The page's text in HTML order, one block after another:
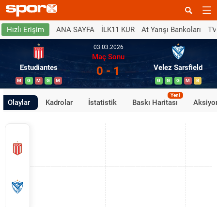
Hızlı Erişim ANA SAYFA İLK11 KUR At Yarışı Bankoları
Estudiantes
M G M G M
03.03.2026
Maç Sonu
0 - 1 Velez Sarsfield
G G G M B
Olaylar Kadrolar İstatistik Baskı Haritası
Yeni